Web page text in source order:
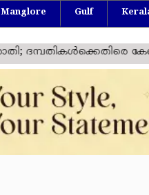
Manglore Gulf